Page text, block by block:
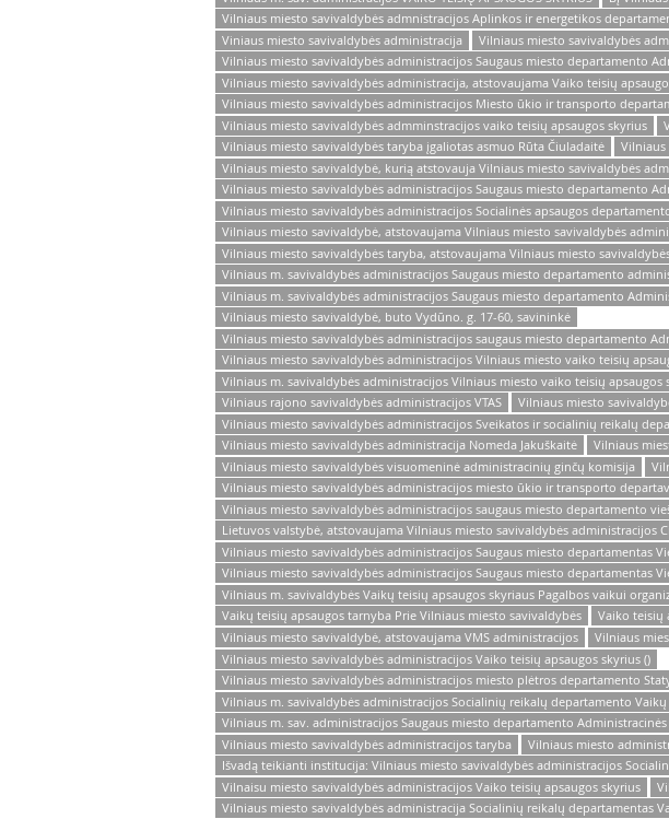
Vilniaus miesto savivaldybės admnistracijos Aplinkos ir energetikos
Viniaus miesto savivaldybės administracija
Vilniaus miesto savivaldybės
Vilniaus miesto savivaldybės administracijos Saugaus miesto departamento
Vilniaus miesto savivaldybės administracija, atstovaujama Vaiko teisių
Vilniaus miesto savivaldybės administracijos Miesto ūkio ir transporto
Vilniaus miesto savivaldybės admminstracijos vaiko teisių apsaugos skyrius
Vilniaus miesto savivaldybės taryba įgaliotas asmuo Rūta Čiuladaitė
Vilniaus
Vilniaus miesto savivaldybė, kurią atstovauja Vilniaus miesto savivaldybės
Vilniaus miesto savivaldybės administracijos Saugaus miesto departamento
Vilniaus miesto savivaldybės administracijos Socialinės apsaugos
Vilniaus miesto savivaldybė, atstovaujama Vilniaus miesto savivaldybės
Vilniaus miesto savivaldybės taryba, atstovaujama Vilniaus miesto
Vilniaus m. savivaldybės administracijos Saugaus miesto departamento
Vilniaus m. savivaldybės administracijos Saugaus miesto departamento
Vilniaus miesto savivaldybė, buto Vydūno. g. 17-60, savininkė
Vilniaus miesto savivaldybės administracijos saugaus miesto departamento
Vilniaus miesto savivaldybės administracijos Vilniaus miesto vaiko teisių
Vilniaus m. savivaldybės administracijos Vilniaus miesto vaiko teisių apsaugos
Vilniaus rajono savivaldybės administracijos VTAS
Vilniaus miesto
Vilniaus miesto savivaldybės administracijos Sveikatos ir socialinių reikalų
Vilniaus miesto savivaldybės administracija Nomeda Jakuškaitė
Vilniaus
Vilniaus miesto savivaldybės visuomeninė administracinių ginčų komisija
Vilniaus miesto savivaldybės administracijos miesto ūkio ir transporto
Vilniaus miesto savivaldybės administracijos saugaus miesto departamento
Lietuvos valstybė, atstovaujama Vilniaus miesto savivaldybės administracijos
Vilniaus miesto savivaldybės administracijos Saugaus miesto departamentas
Vilniaus miesto savivaldybės administracijos Saugaus miesto departamentas
Vilniaus m. savivaldybės Vaikų teisių apsaugos skyriaus Pagalbos vaikui
Vaikų teisių apsaugos tarnyba Prie Vilniaus miesto savivaldybės
Vaiko teisių
Vilniaus miesto savivaldybė, atstovaujama VMS administracijos
Vilniaus
Vilniaus miesto savivaldybės administracijos Vaiko teisių apsaugos skyrius ()
Vilniaus miesto savivaldybės administracijos miesto plėtros departamento
Vilniaus m. savivaldybės administracijos Socialinių reikalų departamento
Vilniaus m. sav. administracijos Saugaus miesto departamento
Vilniaus miesto savivaldybės administracijos taryba
Vilniaus miesto
Išvadą teikianti institucija: Vilniaus miesto savivaldybės administracijos
Vilnaisu miesto savivaldybės administracijos Vaiko teisių apsaugos skyrius
Vilniaus miesto savivaldybės administracija Socialinių reikalų departamentas